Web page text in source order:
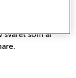
för analys.
svaret som är